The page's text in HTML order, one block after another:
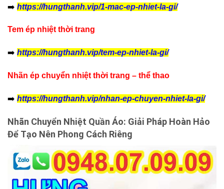
➡️ https://hungthanh.vip/1-mac-ep-nhiet-la-gi/
Tem ép nhiệt thời trang
➡️ https://hungthanh.vip/tem-ep-nhiet-la-gi/
Nhãn ép chuyển nhiệt thời trang – thể thao
➡️ https://hungthanh.vip/nhan-ep-chuyen-nhiet-la-gi/
Nhãn Chuyển Nhiệt Quần Áo: Giải Pháp Hoàn Hảo
Để Tạo Nên Phong Cách Riêng